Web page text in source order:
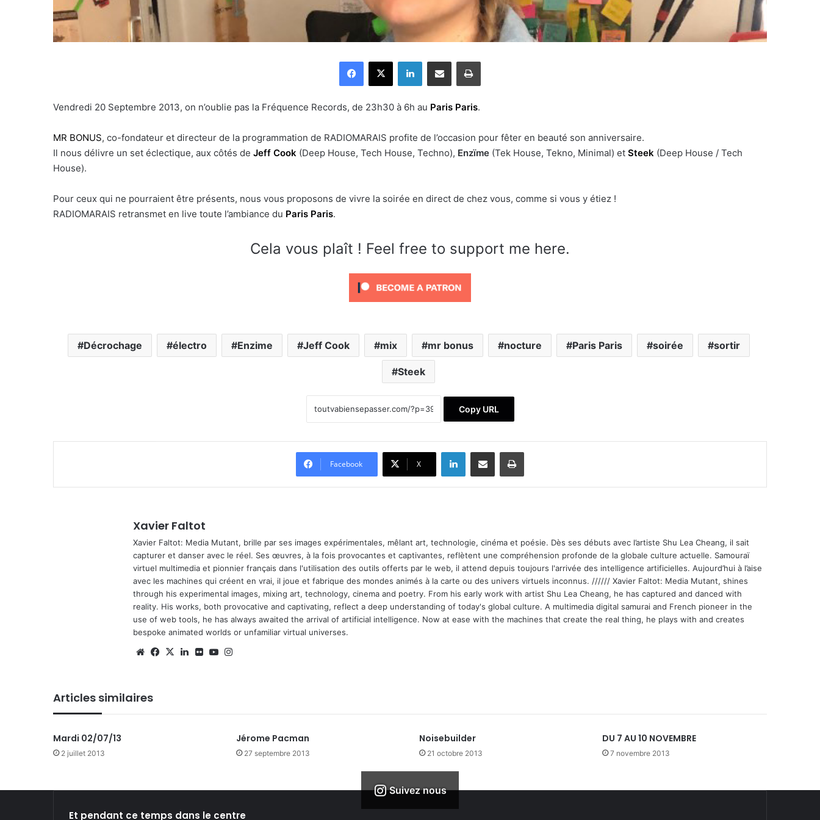
Vendredi 20 Septembre 2013, on n’oublie pas la Fréquence Records, de 23h30 à 6h au Paris Paris.
MR BONUS, co-fondateur et directeur de la programmation de RADIOMARAIS profite de l’occasion pour fêter en beauté son anniversaire.
Il nous délivre un set éclectique, aux côtés de Jeff Cook (Deep House, Tech House, Techno), Enzïme (Tek House, Tekno, Minimal) et Steek (Deep House / Tech
House).
Pour ceux qui ne pourraient être présents, nous vous proposons de vivre la soirée en direct de chez vous, comme si vous y étiez !
RADIOMARAIS retransmet en live toute l’ambiance du Paris Paris.
Cela vous plaît ! Feel free to support me here.
Décrochage électro Enzime Jeff Cook mix mr bonus nocture Paris Paris soirée sortir
Steek
Copy URL
Facebook X
Xavier Faltot
Xavier Faltot: Media Mutant, brille par ses images expérimentales, mêlant art, technologie, cinéma et poésie. Dès ses débuts avec l’artiste Shu Lea Cheang, il sait
capturer et danser avec le réel. Ses œuvres, à la fois provocantes et captivantes, reflètent une compréhension profonde de la globale culture actuelle. Samouraï
virtuel multimedia et pionnier français dans l'utilisation des outils offerts par le web, il attend depuis toujours l'arrivée des intelligence artificielles. Aujourd’hui à l’aise
avec les machines qui créent en vrai, il joue et fabrique des mondes animés à la carte ou des univers virtuels inconnus. ////// Xavier Faltot: Media Mutant, shines
through his experimental images, mixing art, technology, cinema and poetry. From his early work with artist Shu Lea Cheang, he has captured and danced with
reality. His works, both provocative and captivating, reflect a deep understanding of today's global culture. A multimedia digital samurai and French pioneer in the
use of web tools, he has always awaited the arrival of artificial intelligence. Now at ease with the machines that create the real thing, he plays with and creates
bespoke animated worlds or unfamiliar virtual universes.
We Fa
X
Lin Fli Yo
Articles similaires
Mardi 02/07/13
2 juillet 2013
Jérome Pacman
27 septembre 2013
Noisebuilder
21 octobre 2013
DU 7 AU 10 NOVEMBRE
7 novembre 2013
Suivez nous
Et pendant ce temps dans le centre